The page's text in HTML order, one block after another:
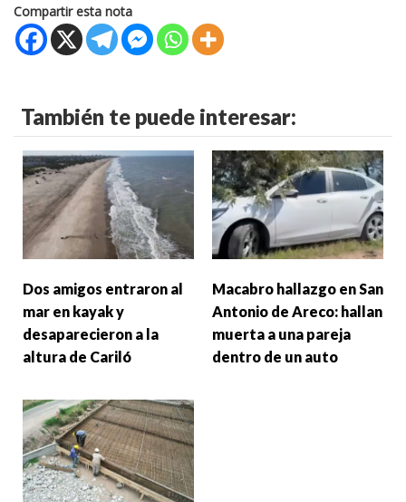
Compartir esta nota
También te puede interesar:
Dos amigos entraron al
mar en kayak y
desaparecieron a la
altura de Cariló
Macabro hallazgo en San
Antonio de Areco: hallan
muerta a una pareja
dentro de un auto